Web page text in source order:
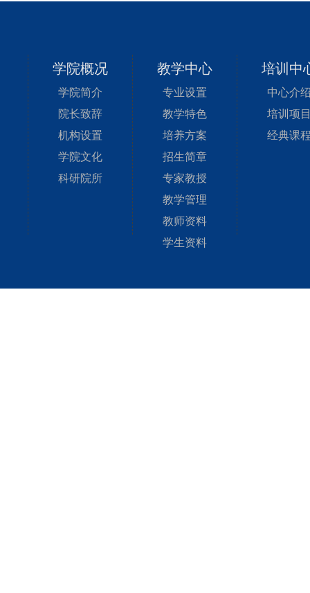
学院概况
学院简介
院长致辞
机构设置
学院文化
科研院所
教学中心
专业设置
教学特色
培养方案
招生简章
专家教授
教学管理
教师资料
学生资料
培训中
中心介
培训项
经典课